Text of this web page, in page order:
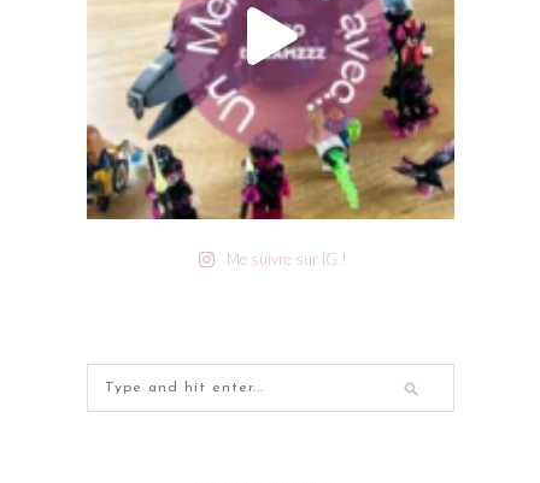
Me suivre sur IG !